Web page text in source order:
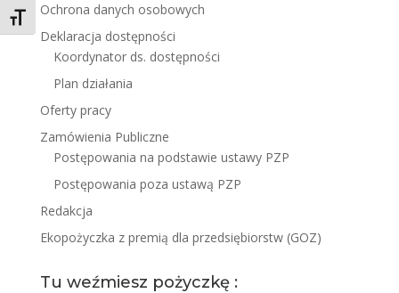
Toggle Font size
Ochrona danych osobowych
Deklaracja dostępności
Koordynator ds. dostępności
Plan działania
Oferty pracy
Zamówienia Publiczne
Postępowania na podstawie ustawy PZP
Postępowania poza ustawą PZP
Redakcja
Ekopożyczka z premią dla przedsiębiorstw (GOZ)
Tu weźmiesz pożyczkę :